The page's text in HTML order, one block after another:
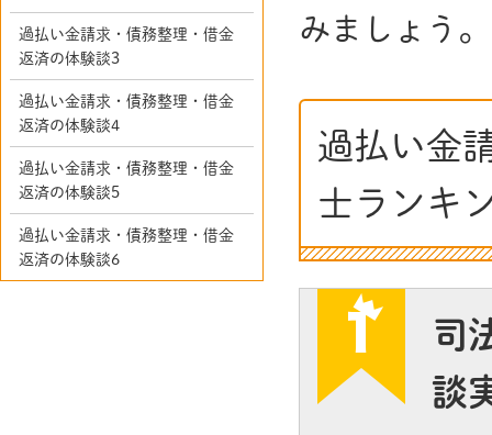
みましょう。
過払い金
士ランキ
司
談
過払い金請求・債務整理・借金
返済の体験談3
過払い金請求・債務整理・借金
返済の体験談4
過払い金請求・債務整理・借金
返済の体験談5
過払い金請求・債務整理・借金
返済の体験談6